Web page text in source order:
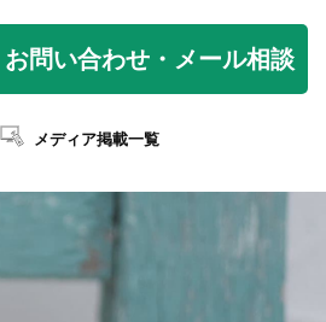
お問い合わせ・メール相談
メディア掲載一覧